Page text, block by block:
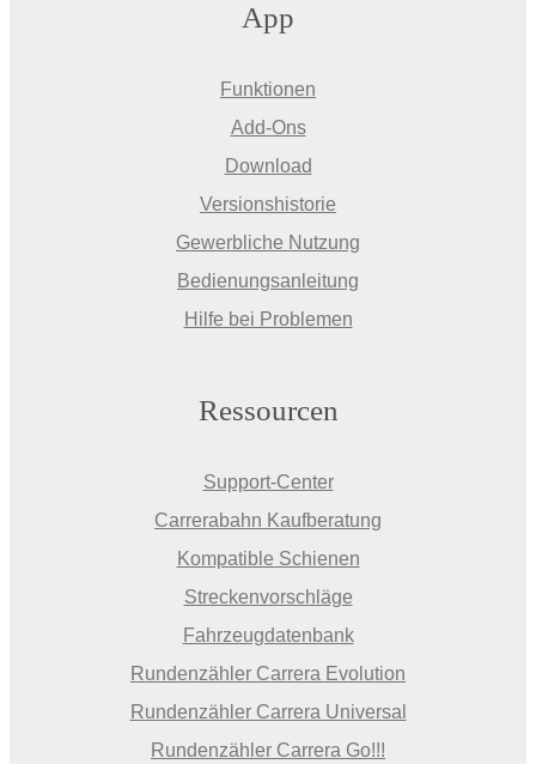
App
Funktionen
Add-Ons
Download
Versionshistorie
Gewerbliche Nutzung
Bedienungsanleitung
Hilfe bei Problemen
Ressourcen
Support-Center
Carrerabahn Kaufberatung
Kompatible Schienen
Streckenvorschläge
Fahrzeugdatenbank
Rundenzähler Carrera Evolution
Rundenzähler Carrera Universal
Rundenzähler Carrera Go!!!